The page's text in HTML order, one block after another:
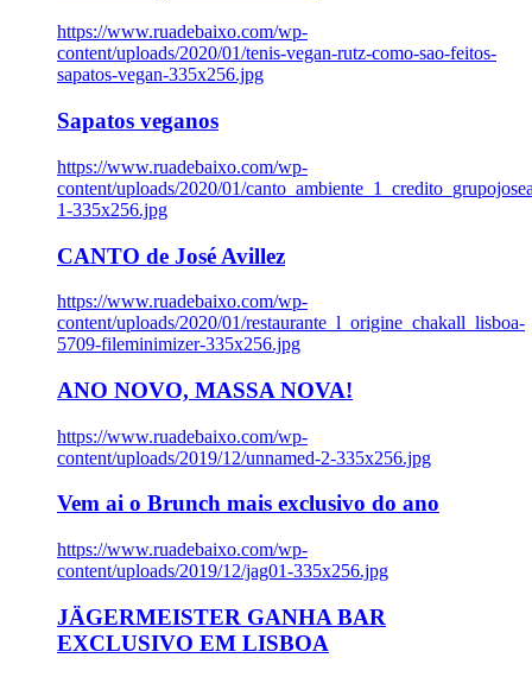
https://www.ruadebaixo.com/wp-
content/uploads/2020/01/tenis-vegan-rutz-como-sao-feitos-
sapatos-vegan-335x256.jpg
Sapatos veganos
https://www.ruadebaixo.com/wp-
content/uploads/2020/01/
1-335x256.jpg
CANTO de José Avillez
https://www.ruadebaixo.com/wp-
content/uploads/2020/01/restaurante_l_origine_chakall_lisboa-
5709-fileminimizer-335x256.jpg
ANO NOVO, MASSA NOVA!
https://www.ruadebaixo.com/wp-
content/uploads/2019/12/unnamed-2-335x256.jpg
Vem ai o Brunch mais exclusivo do ano
https://www.ruadebaixo.com/wp-
content/uploads/2019/12/jag01-335x256.jpg
JÄGERMEISTER GANHA BAR
EXCLUSIVO EM LISBOA